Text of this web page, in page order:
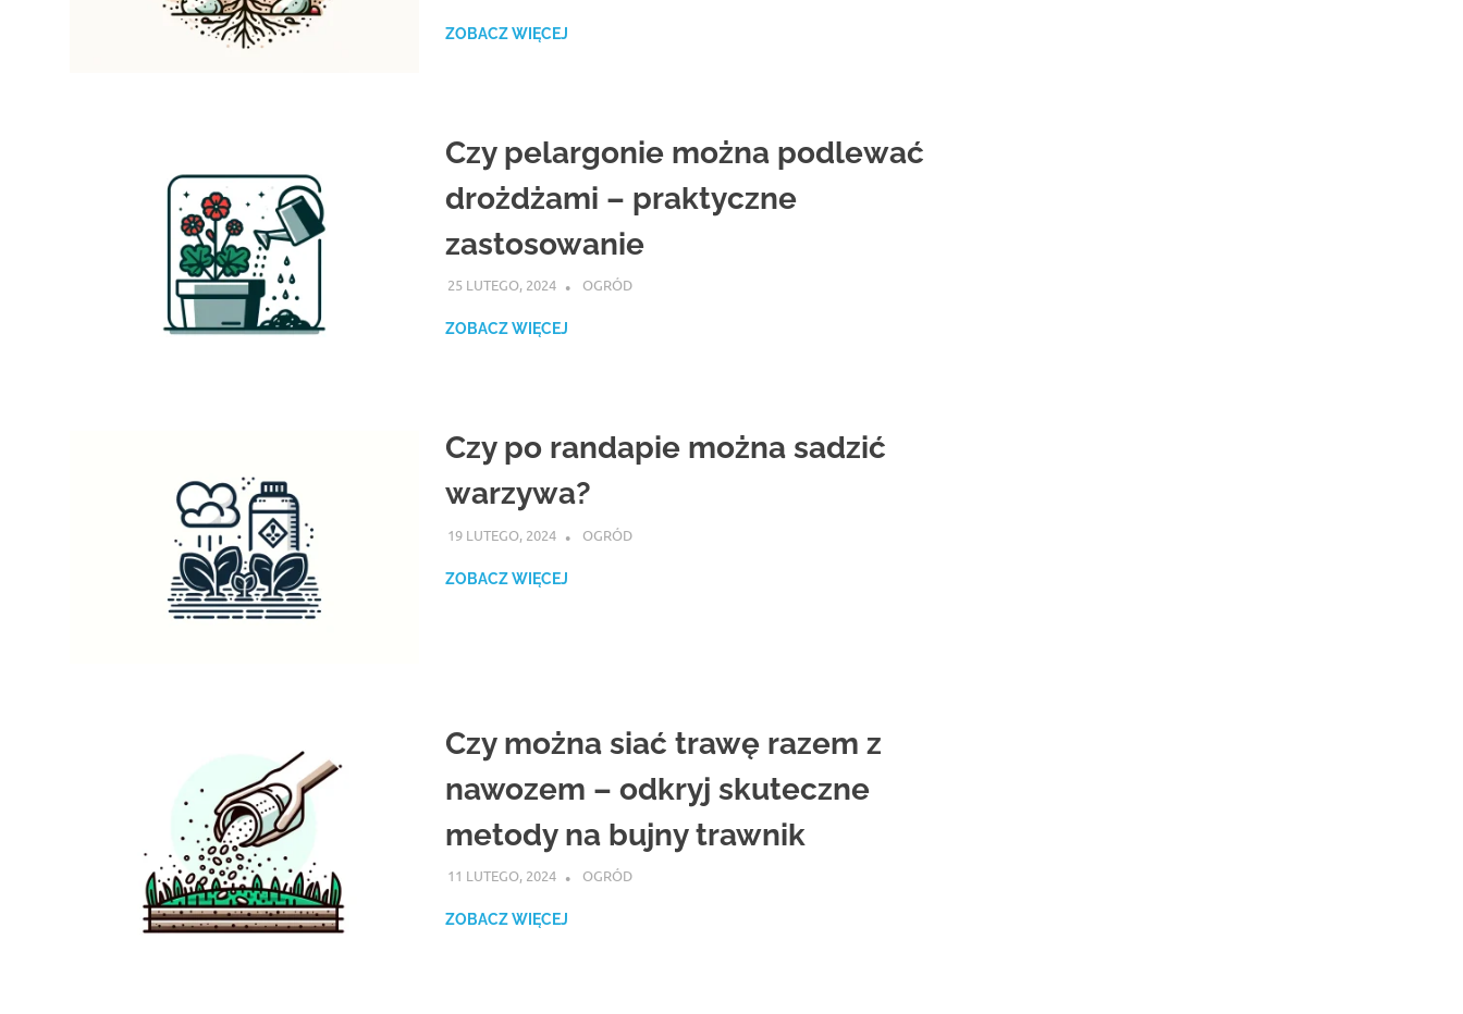
ZOBACZ WIĘCEJ
Czy pelargonie można podlewać
drożdżami – praktyczne
zastosowanie
25 LUTEGO, 2024 ATROX
OGRÓD
ZOBACZ WIĘCEJ
Czy po randapie można sadzić
warzywa?
19 LUTEGO, 2024 ATROX
OGRÓD
ZOBACZ WIĘCEJ
Czy można siać trawę razem z
nawozem – odkryj skuteczne
metody na bujny trawnik
11 LUTEGO, 2024 ATROX
OGRÓD
ZOBACZ WIĘCEJ